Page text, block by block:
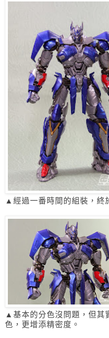
▲經過一番時間的組裝，終
▲基本的分色沒問題，但其
色，更增添精密度。